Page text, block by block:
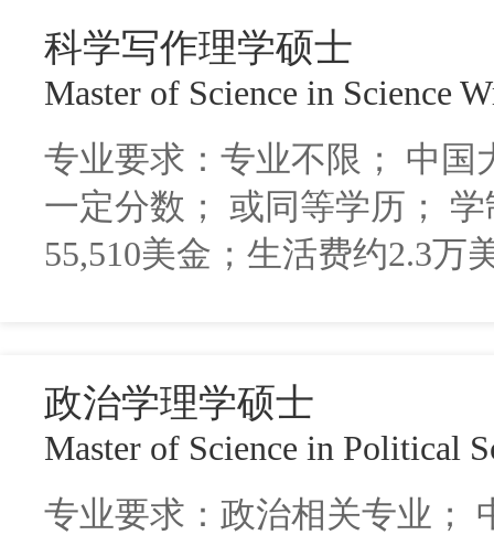
科学写作理学硕士
Master of Science in Science
专业要求：专业不限； 中国
一定分数； 或同等学历；
55,510美金；生活费约2.3万
政治学理学硕士
Master of Science in Political
专业要求：政治相关专业；